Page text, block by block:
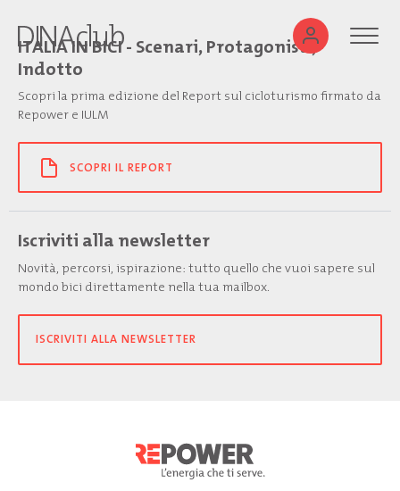
ITALIA IN BICI - Scenari, Protagonisti,
Indotto
Scopri la prima edizione del Report sul cicloturismo firmato da
Repower e IULM
SCOPRI IL REPORT
Iscriviti alla newsletter
Novità, percorsi, ispirazione: tutto quello che vuoi sapere sul
mondo bici direttamente nella tua mailbox.
ISCRIVITI ALLA NEWSLETTER